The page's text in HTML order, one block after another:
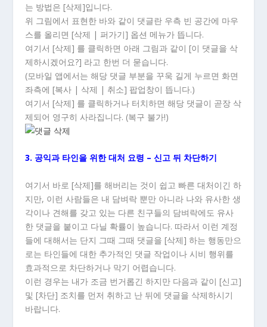
는 방법은 [삭제]입니다.
위 그림에서 표현한 바와 같이 댓글란 우측 빈 공간에 마우
스를 올리면 [삭제 | 퍼가기] 옵션 메뉴가 뜹니다.
여기서 [삭제] 를 클릭하면 아래 그림과 같이 [이 댓글을 삭
제하시겠어요?] 라고 한번 더 묻습니다.
(모바일 앱에서는 해당 댓글 부분을 꾸욱 길게 누르면 화면
좌측에 [복사 | 삭제 | 취소] 팝업창이 뜹니다.)
여기서 [삭제] 를 클릭하거나 터치하면 해당 댓글이 곧장 삭
제되어 영구히 사라집니다. (복구 불가!)
3. 공익과 타인을 위한 대처 요령 – 신고 뒤 차단하기
여기서 바로 [삭제]를 해버리는 것이 쉽고 빠른 대처이긴 하
지만, 이런 사람들은 내 담벼락 뿐만 아니라 나와 유사한 생
각이나 견해를 갖고 있는 다른 친구들의 담벼락에도 유사
한 댓글을 붙이고 다닐 확률이 높습니다. 따라서 이런 계정
들에 대해서는 단지 그때 그때 댓글을 [삭제] 하는 행동만으
로는 타인들에 대한 추가적인 댓글 작업이나 시비 행위를
효과적으로 차단하거나 막기 어렵습니다.
이런 경우는 내가 조금 번거롭긴 하지만 다음과 같이 [신고]
및 [차단] 조치를 먼저 취하고 난 뒤에 댓글을 삭제하시기
바랍니다.